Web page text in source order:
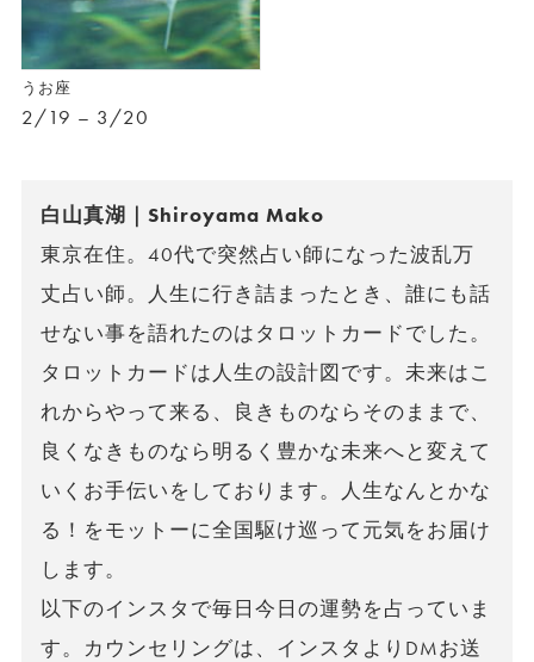
うお座
2/19 – 3/20
白山真湖｜Shiroyama Mako
東京在住。40代で突然占い師になった波乱万
丈占い師。人生に行き詰まったとき、誰にも話
せない事を語れたのはタロットカードでした。
タロットカードは人生の設計図です。未来はこ
れからやって来る、良きものならそのままで、
良くなきものなら明るく豊かな未来へと変えて
いくお手伝いをしております。人生なんとかな
る！をモットーに全国駆け巡って元気をお届け
します。
以下のインスタで毎日今日の運勢を占っていま
す。カウンセリングは、インスタよりDMお送